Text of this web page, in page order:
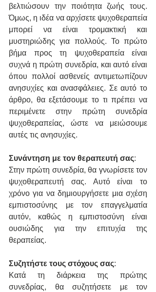
βελτιώσουν την ποιότητα ζωής τους.
Όμως, η ιδέα να αρχίσετε ψυχοθεραπεία
μπορεί να είναι τρομακτική και
μυστηριώδης για πολλούς. Το πρώτο
βήμα προς τη ψυχοθεραπεία είναι
συχνά η πρώτη συνεδρία, και αυτό είναι
όπου πολλοί ασθενείς αντιμετωπίζουν
ανησυχίες και ανασφάλειες. Σε αυτό το
άρθρο, θα εξετάσουμε το τι πρέπει να
περιμένετε στην πρώτη συνεδρία
ψυχοθεραπείας, ώστε να μειώσουμε
αυτές τις ανησυχίες.
Συνάντηση με τον θεραπευτή σας:
Στην πρώτη συνεδρία, θα γνωρίσετε τον
ψυχοθεραπευτή σας. Αυτό είναι το
χρόνο για να δημιουργήσετε μια σχέση
εμπιστοσύνης με τον επαγγελματία
αυτόν, καθώς η εμπιστοσύνη είναι
ουσιώδης για την επιτυχία της
θεραπείας.
Συζητήστε τους στόχους σας:
Κατά τη διάρκεια της πρώτης
συνεδρίας, θα συζητήσετε με τον